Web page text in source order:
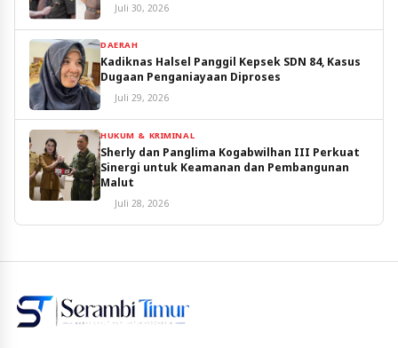
Juli 30, 2026
DAERAH
Kadiknas Halsel Panggil Kepsek SDN 84, Kasus
Dugaan Penganiayaan Diproses
Juli 29, 2026
HUKUM & KRIMINAL
Sherly dan Panglima Kogabwilhan III Perkuat
Sinergi untuk Keamanan dan Pembangunan
Malut
Juli 28, 2026